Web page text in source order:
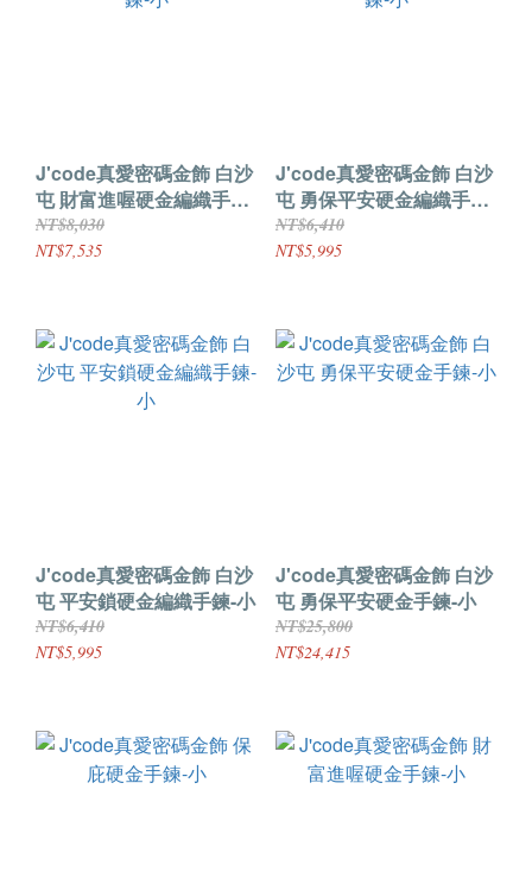
J'code真愛密碼金飾 白沙
屯 財富進喔硬金編織手鍊-
小
NT$8,030
NT$7,535
J'code真愛密碼金飾 白沙
屯 勇保平安硬金編織手鍊-
小
NT$6,410
NT$5,995
J'code真愛密碼金飾 白沙
屯 平安鎖硬金編織手鍊-小
NT$6,410
NT$5,995
J'code真愛密碼金飾 白沙
屯 勇保平安硬金手鍊-小
NT$25,800
NT$24,415